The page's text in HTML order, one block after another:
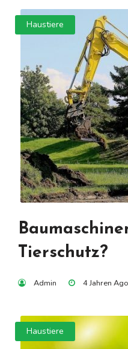
Haustiere
Tierschutz?
Admin 4 Jahren Ago
Haustiere